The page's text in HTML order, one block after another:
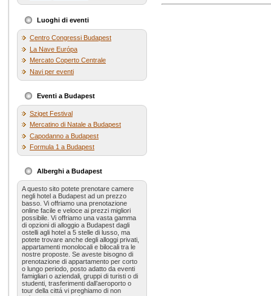
Luoghi di eventi
Centro Congressi Budapest
La Nave Európa
Mercato Coperto Centrale
Navi per eventi
Eventi a Budapest
Sziget Festival
Mercatino di Natale a Budapest
Capodanno a Budapest
Formula 1 a Budapest
Alberghi a Budapest
A questo sito potete prenotare camere
negli hotel a Budapest ad un prezzo
basso. Vi offriamo una prenotazione
online facile e veloce ai prezzi migliori
possibile. Vi offriamo una vasta gamma
di opzioni di alloggio a Budapest dagli
ostelli agli hotel a 5 stelle di lusso, ma
potete trovare anche degli alloggi privati,
appartamenti monolocali e bilocali tra le
nostre proposte. Se aveste bisogno di
prenotazione di appartamento per corto
o lungo periodo, posto adatto da eventi
famigliari o aziendali, gruppi di turisti o di
studenti, trasferimenti dall’aeroporto o
tour della cittá vi preghiamo di non